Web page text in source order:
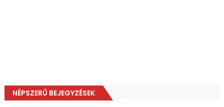
NÉPSZERŰ BEJEGYZÉSEK